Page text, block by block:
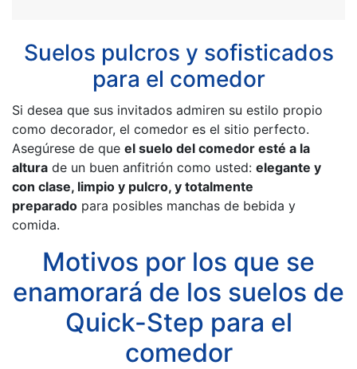
Suelos pulcros y sofisticados
para el comedor
Si desea que sus invitados admiren su estilo propio
como decorador, el comedor es el sitio perfecto.
Asegúrese de que el suelo del comedor esté a la
altura de un buen anfitrión como usted: elegante y
con clase, limpio y pulcro, y totalmente
preparado para posibles manchas de bebida y
comida.
Motivos por los que se
enamorará de los suelos de
Quick-Step para el
comedor